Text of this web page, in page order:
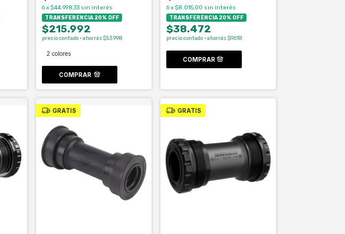
6 x $44.998,33 sin interés
TRANSFERENCIA 20% OFF
$215.992
precio contado · ahorrás $53.998
2 colores
COMPRAR
6x $8.015,00 sin interés
TRANSFERENCIA 20% OFF
$38.472
precio contado · ahorrás $9618
GRATIS GRATIS